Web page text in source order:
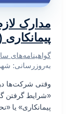
گواهینامه‌های
به‌روزرسانی: شهریور ۷,
وقتی شرکت‌ها
پیمانکاری» یا